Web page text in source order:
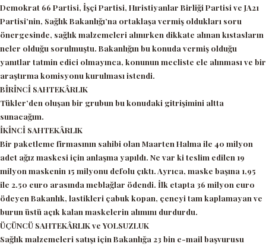
Demokrat 66 Partisi, İşçi Partisi, Hıristiyanlar Birliği Partisi ve JA21
Partisi’nin, Sağlık Bakanlığı’na ortaklaşa vermiş oldukları soru
önergesinde, sağlık malzemeleri alınırken dikkate alınan kıstasların
neler olduğu sorulmuştu. Bakanlığın bu konuda vermiş olduğu
yanıtlar tatmin edici olmayınca, konunun mecliste ele alınması ve bir
araştırma komisyonu kurulması istendi.
BİRİNCİ SAHTEKÂRLIK
Tükler’den oluşan bir grubun bu konudaki gitrişimini altta
sunacağım.
İKİNCİ SAHTEKÂRLIK
Bir paketleme firmasının sahibi olan Maarten Halma ile 40 milyon
adet ağız maskesi için anlaşma yapıldı. Ne var ki teslim edilen 19
milyon maskenin 15 milyonu defolu çıktı. Ayrıca, maske başına 1,95
ile 2.50 euro arasında meblağlar ödendi. İlk etapta 36 milyon euro
ödeyen Bakanlık, lastikleri çabuk kopan, çeneyi tam kaplamayan ve
burun üstü açık kalan maskelerin alımını durdurdu.
ÜÇÜNCÜ SAHTEKÂRLIK ve YOLSUZLUK
Sağlık malzemeleri satışı için Bakanlığa 23 bin e-mail başvurusu